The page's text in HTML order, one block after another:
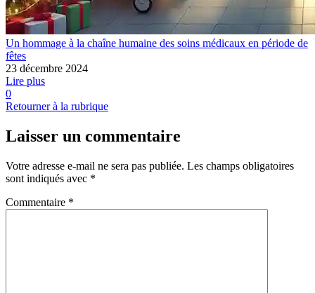
Un hommage à la chaîne humaine des soins médicaux en période de
fêtes
23 décembre 2024
Lire plus
0
Retourner à la rubrique
Laisser un commentaire
Votre adresse e-mail ne sera pas publiée. Les champs obligatoires
sont indiqués avec *
Commentaire *